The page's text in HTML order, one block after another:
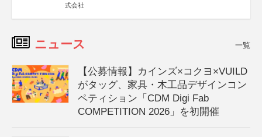
式会社
ニュース 一覧
【公募情報】カインズ×コクヨ×VUILD
がタッグ、家具・木工品デザインコン
ペティション「CDM Digi Fab
COMPETITION 2026」を初開催